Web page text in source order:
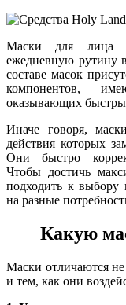
Маски для лица –
ежедневную рутину
составе масок
компонентов,
оказывающих
Иначе говоря,
действия которых
Они быстро
Чтобы достичь
подходить к выбору
на разные
Какую
Маски отличаются
и тем, как они